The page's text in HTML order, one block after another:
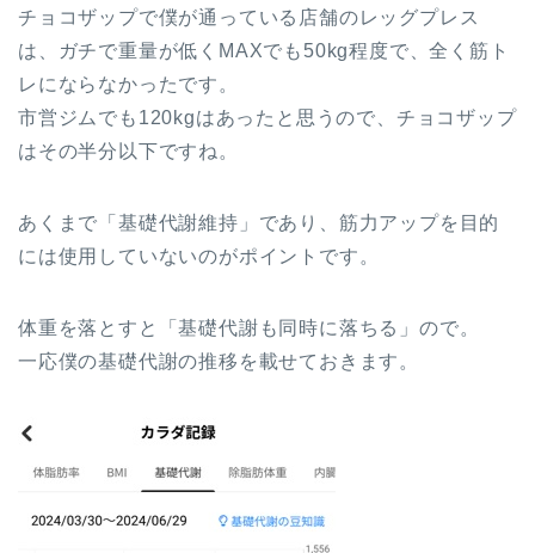
チョコザップで僕が通っている店舗のレッグプレス
は、ガチで重量が低くMAXでも50kg程度で、全く筋ト
レにならなかったです。
市営ジムでも120kgはあったと思うので、チョコザップ
はその半分以下ですね。
あくまで「基礎代謝維持」であり、筋力アップを目的
には使用していないのがポイントです。
体重を落とすと「基礎代謝も同時に落ちる」ので。
一応僕の基礎代謝の推移を載せておきます。